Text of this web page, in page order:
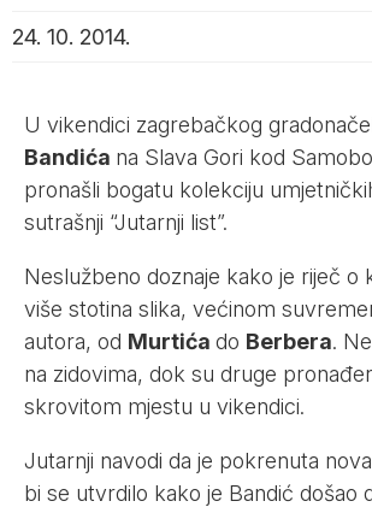
24. 10. 2014.
U vikendici zagrebačkog
Bandića na Slava Gori kod
pronašli bogatu kolekciju
sutrašnji “Jutarnji list”.
Neslužbeno doznaje kako je riječ o
više stotina slika, većinom
autora, od Murtića do Berbera.
na zidovima, dok su druge
skrovitom mjestu u vikendici.
Jutarnji navodi da je pokrenuta
bi se utvrdilo kako je Bandić došao